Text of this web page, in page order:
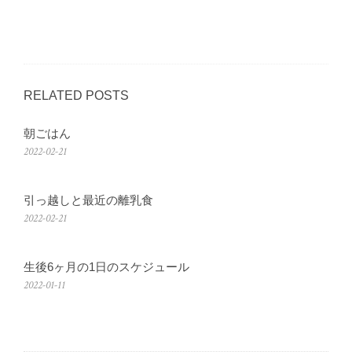
RELATED POSTS
朝ごはん
2022-02-21
引っ越しと最近の離乳食
2022-02-21
生後6ヶ月の1日のスケジュール
2022-01-11